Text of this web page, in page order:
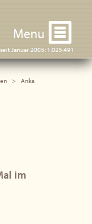
Menu
Januar 2005: 1.025.491
Anka
im